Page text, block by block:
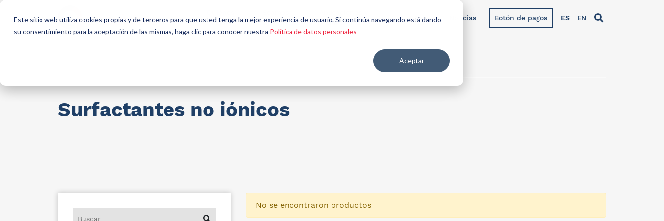
Este sitio web utiliza cookies propias y de terceros para que usted tenga la mejor experiencia de usuario. Si continúa navegando está dando
su consentimiento para la aceptación de las mismas, haga clic para conocer nuestra Política de datos personales
Aceptar
somos
aliados
mercados
Contáctenos Noticias Botón de pagos ES EN
Surfactantes no iónicos
No se encontraron productos